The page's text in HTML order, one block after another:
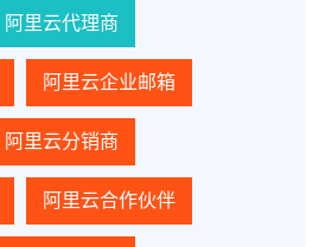
阿里云代理商
阿里云企业邮箱
阿里云分销商
阿里云合作伙伴